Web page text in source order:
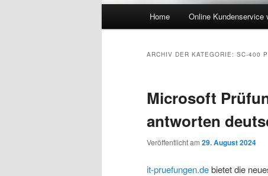
Zum Inhalt wechseln
Zum sekundären Inhalt
Home Online Kundenservice
ARCHIV DER KATEGORIE: SC-400
Microsoft
antworten
Veröffentlicht am 29. August 2024
it-pruefungen.debietet die